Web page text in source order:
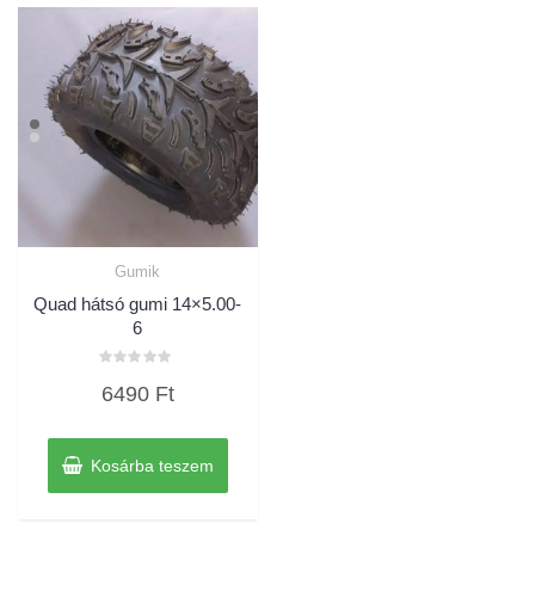
Gumik
Quad hátsó gumi 14×5.00-
6
0
6490 Ft
Kosárba teszem